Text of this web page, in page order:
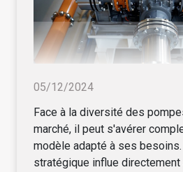
05/12/2024
Face à la diversité des
marché, il peut s'avérer
modèle adapté à ses
stratégique influe